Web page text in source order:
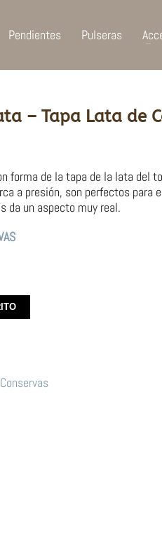
Pendientes Pulseras
– Tapa Lata de
forma de la tapa de la lata del
a presión, son perfectos para
da un aspecto muy real.